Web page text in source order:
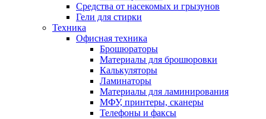
Средства от насекомых и грызунов
Гели для стирки
Техника
Офисная техника
Брошюраторы
Материалы для брошюровки
Калькуляторы
Ламинаторы
Материалы для ламинирования
МФУ, принтеры, сканеры
Телефоны и факсы